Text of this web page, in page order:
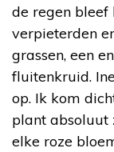
de regen
verpieterden
grassen, een
fluitenkruid.
op. Ik kom
plant absoluut
elke roze